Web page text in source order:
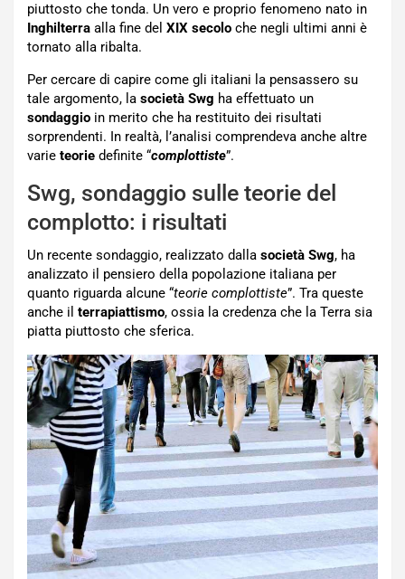
piuttosto che tonda. Un vero e proprio fenomeno nato in
Inghilterra alla fine del XIX secolo che negli ultimi anni è
tornato alla ribalta.
Per cercare di capire come gli italiani la pensassero su
tale argomento, la società Swg ha effettuato un
sondaggio in merito che ha restituito dei risultati
sorprendenti. In realtà, l’analisi comprendeva anche altre
varie teorie definite “complottiste”.
Swg, sondaggio sulle teorie del
complotto: i risultati
Un recente sondaggio, realizzato dalla società Swg, ha
analizzato il pensiero della popolazione italiana per
quanto riguarda alcune “teorie complottiste”. Tra queste
anche il terrapiattismo, ossia la credenza che la Terra sia
piatta piuttosto che sferica.